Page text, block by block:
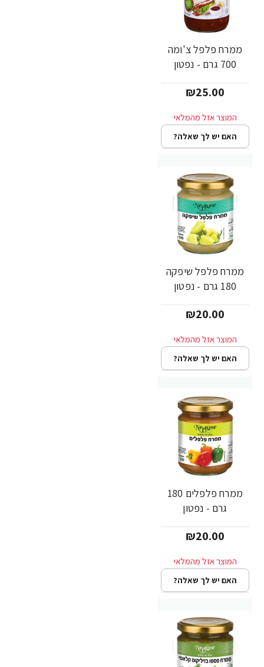
ממרח פלפל צ'ומה
700 גרם - נפטון
₪25.00
האם יש לך שאלה?
ממרח פלפל שיפקה
180 גרם - נפטון
₪20.00
האם יש לך שאלה?
ממרח פלפלים 180
גרם - נפטון
₪20.00
האם יש לך שאלה?